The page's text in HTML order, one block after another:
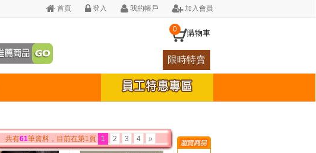
首頁 登入 我的帳戶 加入會員
0 購物車
限時特賣
共有61筆資料，目前在第1頁 1 2 3 4 »